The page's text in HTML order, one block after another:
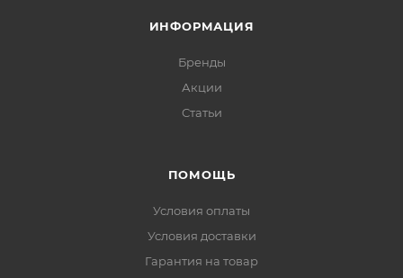
ИНФОРМАЦИЯ
Бренды
Акции
Статьи
ПОМОЩЬ
Условия оплаты
Условия доставки
Гарантия на товар